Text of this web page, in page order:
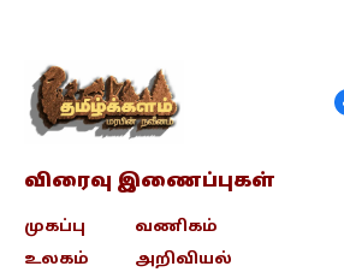
விரைவு இணைப்புகள்
முகப்பு
உலகம்
வணிகம்
அறிவியல்